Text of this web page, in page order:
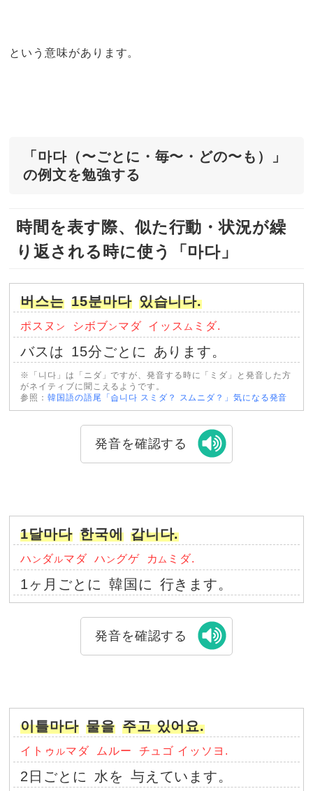
という意味があります。
「마다（〜ごとに・毎〜・どの〜も）」
の例文を勉強する
時間を表す際、似た行動・状況が繰
り返される時に使う「마다」
버스는 15분마다 있습니다.
ポスヌ ン シボブン マダ イッス ム ミダ.
バスは 15分ごとに あります。
※「니다」は「ニダ」ですが、発音する時に「ミダ」と発音した方
がネイティブに聞こえるようです。
参照：韓国語の語尾「습니다 スミダ？ スムニダ？」気になる発音
発音を確認する
1달마다 한국에 갑니다.
ハ ン ダルマダ ハ ン グゲ カ ム ミダ.
1ヶ月ごとに 韓国に 行きます。
発音を確認する
이틀마다 물을 주고 있어요.
イトゥ ルマダ ムルー チュゴ イッソヨ.
2日ごとに 水を 与えています。